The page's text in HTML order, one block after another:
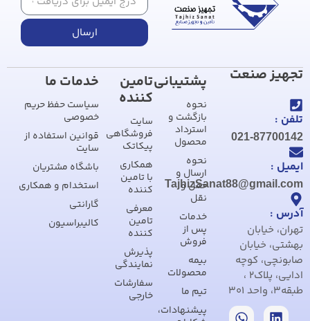
ارسال
تجهیز صنعت
تلفن :
021-87700142
ایمیل :
TajhizSanat88@gmail.com
آدرس :
تهران، خیابان
بهشتی، خیابان
صابونچی، کوچه
ادایی، پلاک2 ،
طبقه3، واحد 301
پشتیبانی
نحوه
بازگشت و
استرداد
محصول
نحوه
ارسال و
حمل و
نقل
خدمات
پس از
فروش
بیمه
محصولات
تیم ما
پیشنهادات،
تامین
کننده
سایت
فروشگاهی
پیکاتک
همکاری
با تامین
کننده
معرفی
تامین
کننده
پذیرش
نمایندگی
سفارشات
خارجی
خدمات ما
سیاست حفظ حریم
خصوصی
قوانین استفاده از
سایت
باشگاه مشتریان
استخدام و همکاری
گارانتی
کالیبراسیون